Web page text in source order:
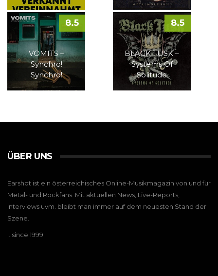
VOMITS –
Synchro!
Synchro!
8.5
BLACK TUSK –
Systems Of
Solitude
8.5
ÜBER UNS
Earshot ist ein österreichisches Online-Musikmagazin von und für
Metal- und Rockfans. Mit aktuellen News, Live-Reports,
Interviews uvm. bleibt man immer auf dem neuesten Stand der
Szene.
…since 1999